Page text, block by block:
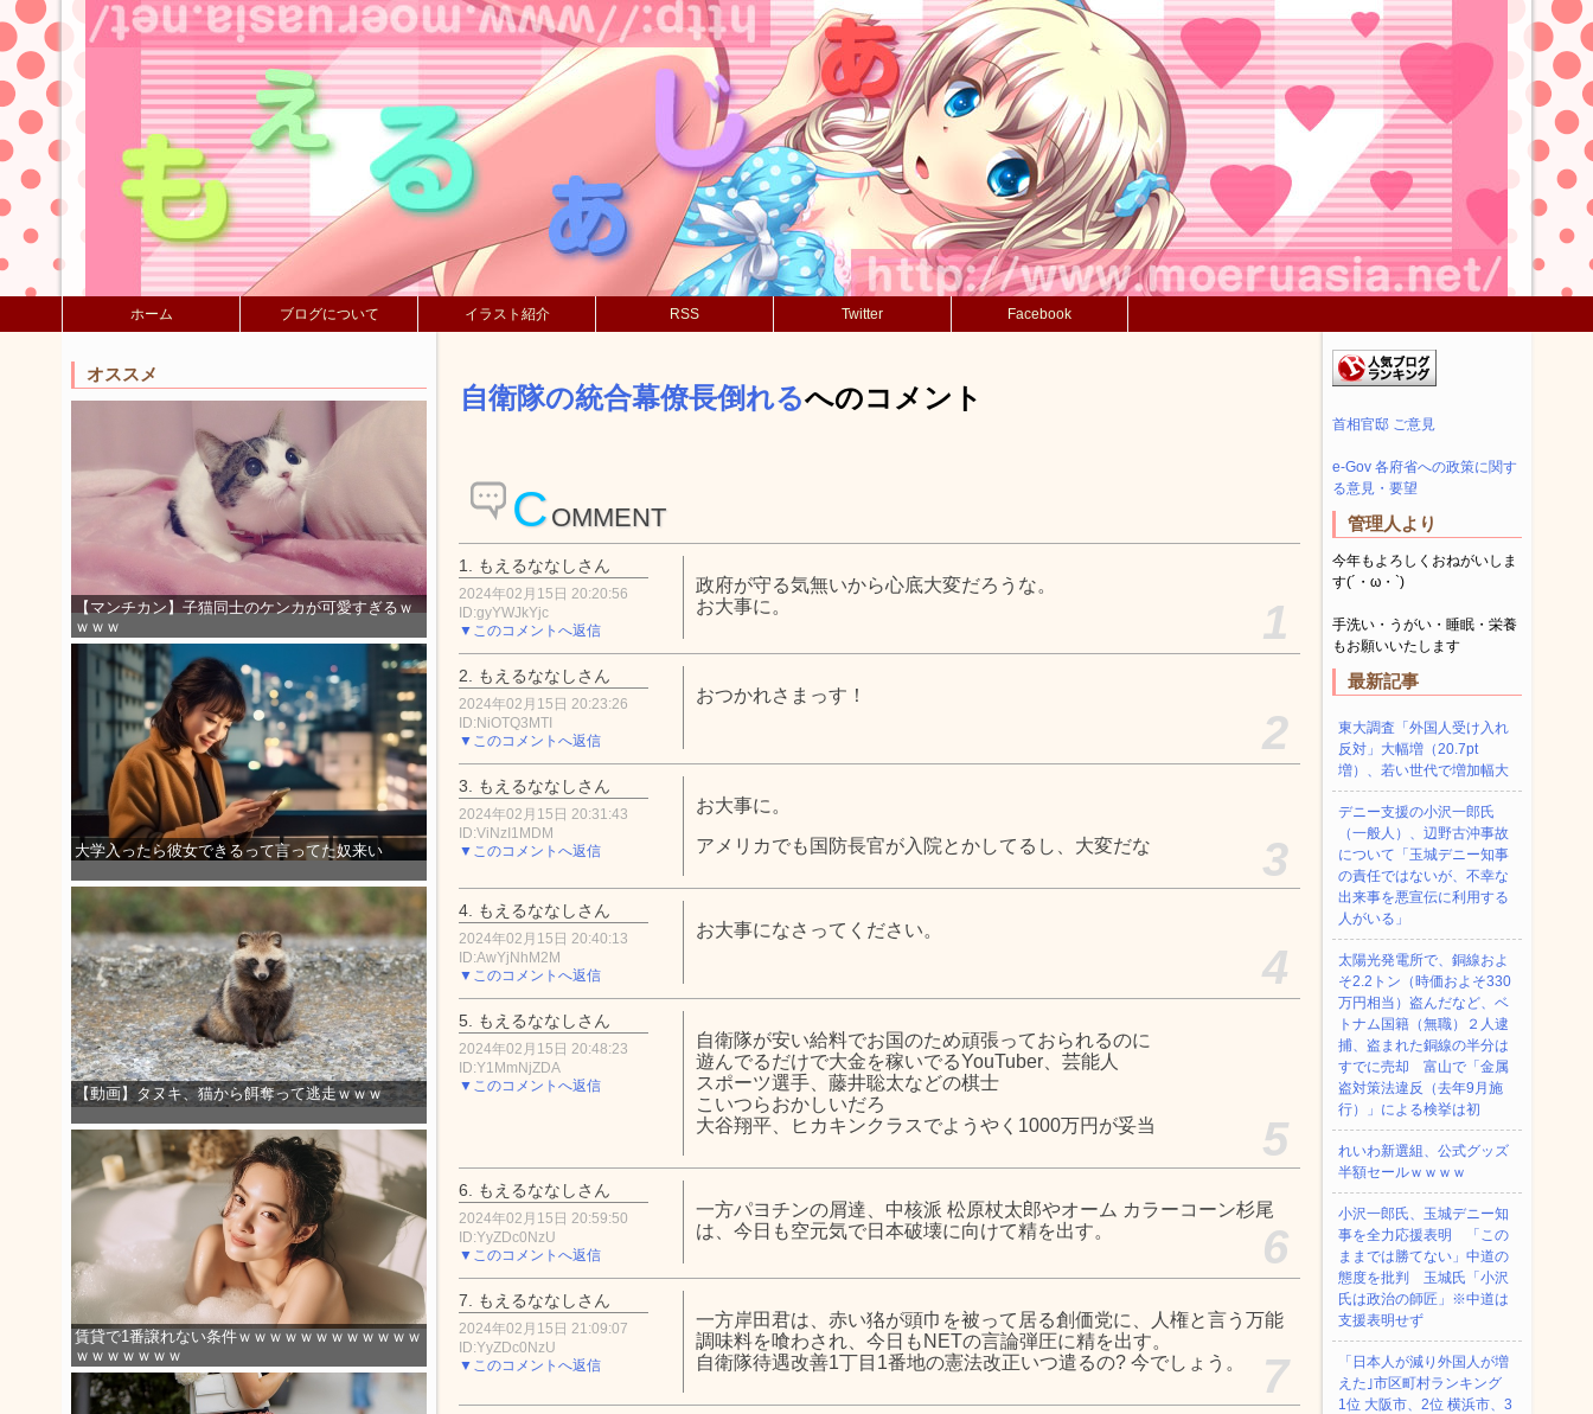
ホーム ブログについて イラスト紹介 RSS Twitter Facebook
オススメ
【マンチカン】子猫同士のケンカが可愛すぎるｗ
ｗｗｗ
大学入ったら彼女できるって言ってた奴来い
【動画】タヌキ、猫から餌奪って逃走ｗｗｗ
賃貸で1番譲れない条件ｗｗｗｗｗｗｗｗｗｗｗｗ
ｗｗｗｗｗｗｗ
自衛隊の統合幕僚長倒れるへのコメント
C OMMENT
1. もえるななしさん
2024年02月15日 20:20:56
ID:gyYWJkYjc
▼このコメントへ返信
政府が守る気無いから心底大変だろうな。
お大事に。
1
2. もえるななしさん
2024年02月15日 20:23:26
ID:NiOTQ3MTI
▼このコメントへ返信
おつかれさまっす！
2
3. もえるななしさん
2024年02月15日 20:31:43
ID:ViNzI1MDM
▼このコメントへ返信
お大事に。
アメリカでも国防長官が入院とかしてるし、大変だな
3
4. もえるななしさん
2024年02月15日 20:40:13
ID:AwYjNhM2M
▼このコメントへ返信
お大事になさってください。
4
5. もえるななしさん
2024年02月15日 20:48:23
ID:Y1MmNjZDA
▼このコメントへ返信
自衛隊が安い給料でお国のため頑張っておられるのに
遊んでるだけで大金を稼いでるYouTuber、芸能人
スポーツ選手、藤井聡太などの棋士
こいつらおかしいだろ
大谷翔平、ヒカキンクラスでようやく1000万円が妥当
5
6. もえるななしさん
2024年02月15日 20:59:50
ID:YyZDc0NzU
▼このコメントへ返信
一方パヨチンの屑達、中核派 松原杖太郎やオーム カラーコーン杉尾
は、今日も空元気で日本破壊に向けて精を出す。
6
7. もえるななしさん
2024年02月15日 21:09:07
ID:YyZDc0NzU
▼このコメントへ返信
一方岸田君は、赤い狢が頭巾を被って居る創価党に、人権と言う万能
調味料を喰わされ、今日もNETの言論弾圧に精を出す。
自衛隊待遇改善1丁目1番地の憲法改正いつ遣るの? 今でしょう。
7
首相官邸 ご意見
e-Gov 各府省への政策に関す
る意見・要望
管理人より
今年もよろしくおねがいしま
す(´・ω・`)
手洗い・うがい・睡眠・栄養
もお願いいたします
最新記事
東大調査「外国人受け入れ
反対」大幅増（20.7pt
増）、若い世代で増加幅大
デニー支援の小沢一郎氏
（一般人）、辺野古沖事故
について「玉城デニー知事
の責任ではないが、不幸な
出来事を悪宣伝に利用する
人がいる」
太陽光発電所で、銅線およ
そ2.2トン（時価およそ330
万円相当）盗んだなど、ベ
トナム国籍（無職）２人逮
捕、盗まれた銅線の半分は
すでに売却 富山で「金属
盗対策法違反（去年9月施
行）」による検挙は初
れいわ新選組、公式グッズ
半額セールｗｗｗｗ
小沢一郎氏、玉城デニー知
事を全力応援表明 「この
ままでは勝てない」中道の
態度を批判 玉城氏「小沢
氏は政治の師匠」※中道は
支援表明せず
「日本人が減り外国人が増
えた｣市区町村ランキング
1位 大阪市、2位 横浜市、3